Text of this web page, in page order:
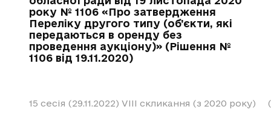
року № 1106 «Про затвердження
Переліку другого типу (об’єкти, які
передаються в оренду без
проведення аукціону)» (Рішення №
1106 від 19.11.2020)
15 сесія (29.11.2022) VIII скликання (з 2020 року)